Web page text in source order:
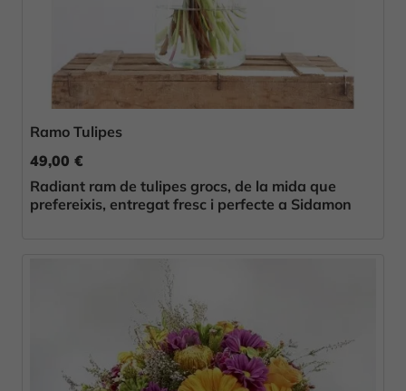
Ramo Tulipes
49,00 €
Radiant ram de tulipes grocs, de la mida que
prefereixis, entregat fresc i perfecte a Sidamon